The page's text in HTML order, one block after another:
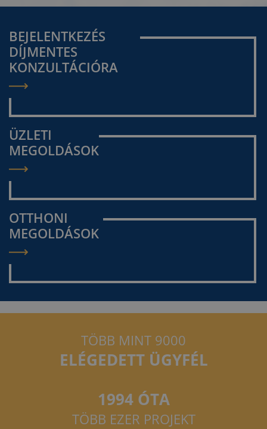
BEJELENTKEZÉS
DÍJMENTES
KONZULTÁCIÓRA
ÜZLETI
MEGOLDÁSOK
OTTHONI
MEGOLDÁSOK
TÖBB MINT 9000
ELÉGEDETT ÜGYFÉL
1994 ÓTA
TÖBB EZER PROJEKT